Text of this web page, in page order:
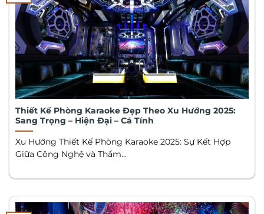
Thiết Kế Phòng Karaoke Đẹp Theo Xu Hướng 2025:
Sang Trọng – Hiện Đại – Cá Tính
Xu Hướng Thiết Kế Phòng Karaoke 2025: Sự Kết Hợp
Giữa Công Nghệ và Thẩm...